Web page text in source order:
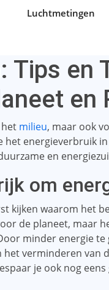
Luchtmetingen
Tips en
en
milieu, maar ook
energieverbruik
en
om
kijken waarom het
de planeet, maar
minder energie te
verminderen van
je ook nog